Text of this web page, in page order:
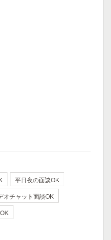
平日夜の面談OK
オチャット面談OK